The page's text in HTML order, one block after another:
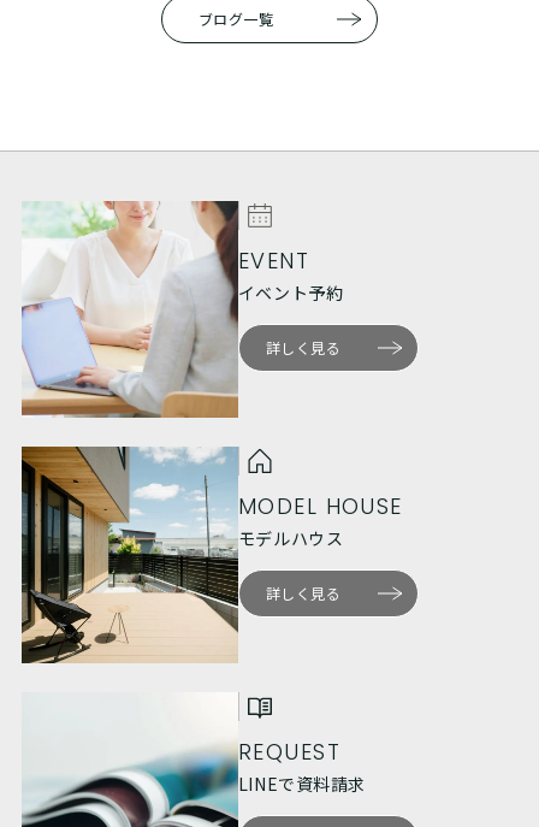
ブログ一覧
EVENT
イベント予約
詳しく見る
MODEL HOUSE
モデルハウス
詳しく見る
REQUEST
LINEで資料請求